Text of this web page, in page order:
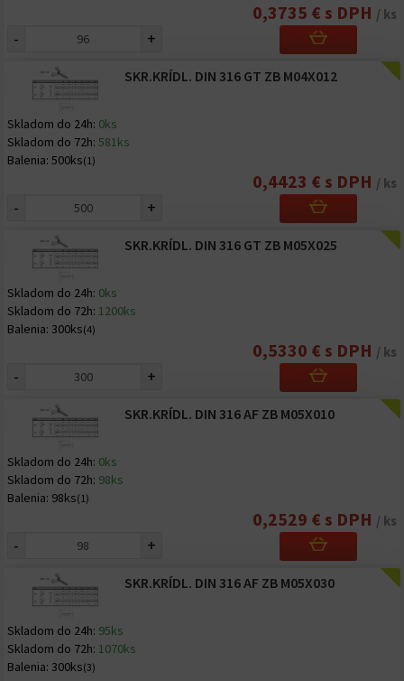
0,3735 € s DPH / ks
- +
SKR.KRÍDL. DIN 316 GT ZB M04X012
Skladom do 24h: 0ks
Skladom do 72h: 581ks
Balenia: 500ks(1)
0,4423 € s DPH / ks
- +
SKR.KRÍDL. DIN 316 GT ZB M05X025
Skladom do 24h: 0ks
Skladom do 72h: 1200ks
Balenia: 300ks(4)
0,5330 € s DPH / ks
- +
SKR.KRÍDL. DIN 316 AF ZB M05X010
Skladom do 24h: 0ks
Skladom do 72h: 98ks
Balenia: 98ks(1)
0,2529 € s DPH / ks
- +
SKR.KRÍDL. DIN 316 AF ZB M05X030
Skladom do 24h: 95ks
Skladom do 72h: 1070ks
Balenia: 300ks(3)